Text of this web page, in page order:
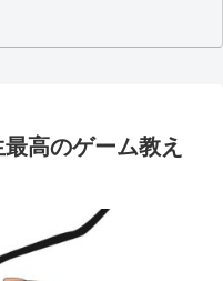
高のゲーム教え